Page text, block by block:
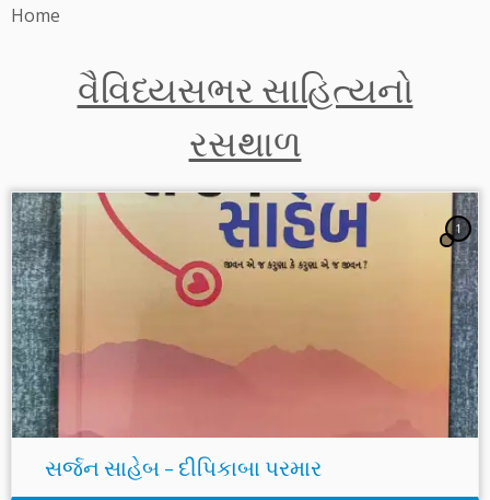
Home
વૈવિધ્યસભર સાહિત્યનો
રસથાળ
1
સર્જન સાહેબ – દીપિકાબા પરમાર